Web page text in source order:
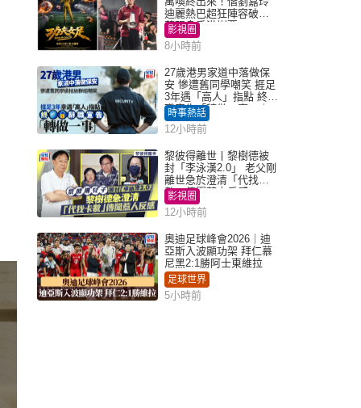
迪麗熱巴超狂陣容破天
荒現身香港謝票
影視圈
8小時前
27歲港男家道中落做保
安 慘遭舊同學嘲笑 捱足
3年遇「高人」指點 終辭
職宣告「轉做一事」｜
Juicy叮
時事熱話
12小時前
黎彼得離世丨黎樹德被
封「李泳漢2.0」 老父剛
離世急於澄清「代找卡
數」傳聞惹人反感
影視圈
12小時前
奧迪足球峰會2026｜迪
亞斯入波顯功架 拜仁慕
尼黑2:1勝阿士東維拉
足球世界
5小時前